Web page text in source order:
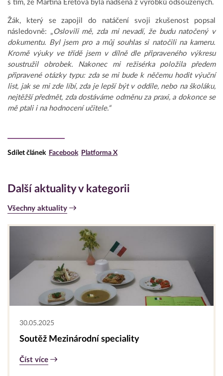
s tím, že Martina Eretová byla nadšená z výrobků odsouzených.
Žák, který se zapojil do natáčení svoji zkušenost popsal
následovně: „ Oslovili mě, zda mi nevadí, že budu natočený v
dokumentu. Byl jsem pro a můj souhlas si natočili na kameru.
Kromě výuky ve třídě jsem v dílně dle připraveného výkresu
soustružil obrobek. Nakonec mi režisérka položila předem
připravené otázky typu: zda se mi bude k něčemu hodit výuční
list, jak se mi zde líbí, zda je lepší být v oddíle, nebo na školáku,
nejtěžší předmět, zda dostáváme odměnu za praxi, a dokonce se
mě ptali i na hodnocení učitele.“
Sdílet článek Facebook Platforma X
Další aktuality v kategorii
Všechny aktuality
30.05.2025
Soutěž Mezinárodní speciality
Číst více